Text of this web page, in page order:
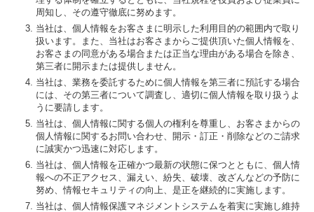
周知し、その遵守徹底に努めます。
当社は、個人情報をお客さまに明示した利用目的の範囲内で取り
扱います。また、当社はお客さまからご提供頂いた個人情報を、
お客さまの同意がある場合または正当な理由がある場合を除き、
第三者に開示または提供しません。
当社は、業務を委託するために個人情報を第三者に預託する場合
には、その第三者について調査し、適切に個人情報を取り扱うよ
うに要請します。
当社は、個人情報に関する個人の権利を尊重し、お客さまからの
個人情報に関するお問い合わせ、開示・訂正・削除などのご請求
に誠実かつ迅速に対応します。
当社は、個人情報を正確かつ最新の状態に保つとともに、個人情
報への不正アクセス、漏えい、紛失、破壊、改ざんなどの予防に
努め、情報セキュリティの向上、是正を継続的に実施します。
当社は、個人情報保護マネジメントシステムを着実に実施し維持